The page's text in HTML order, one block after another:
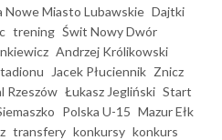
Nowe Miasto Lubawskie Dajtki
trening Świt Nowy Dwór
Andrzej Królikowski
Jacek Płuciennik Znicz
Rzeszów Łukasz Jegliński Start
Polska U-15 Mazur Ełk
transfery konkursy konkurs